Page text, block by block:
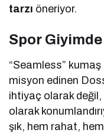
tarzı öneriyor.
Spor Giyimde
“Seamless” kumaş
misyon edinen
ihtiyaç olarak değil,
olarak
şık, hem rahat,